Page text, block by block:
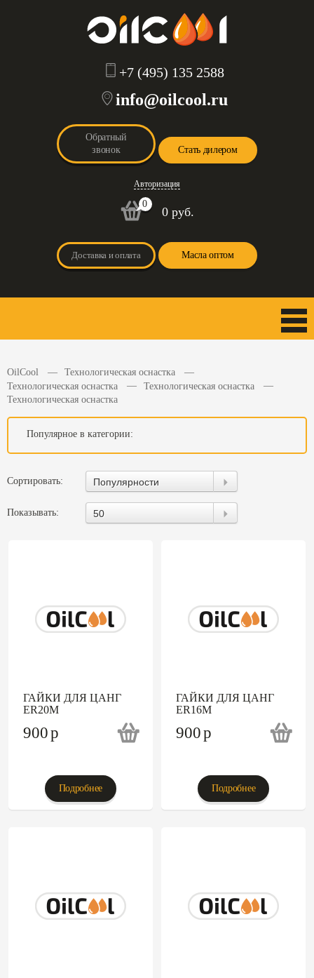
+7 (495) 135 2588
info@oilcool.ru
Обратный
звонок
Стать дилером
Авторизация
0
0 руб.
Доставка и оплата Масла оптом
OilCool
Технологическая оснастка
Технологическая оснастка
Технологическая оснастка
Технологическая оснастка
Популярное в категории:
Сортировать: Популярности
Показывать: 50
ГАЙКИ ДЛЯ ЦАНГ
ER20M
900p
Подробнее
ГАЙКИ ДЛЯ ЦАНГ
ER16M
900p
Подробнее